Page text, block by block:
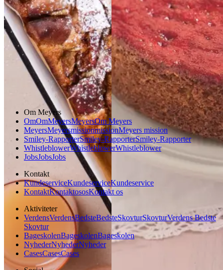
Gem opskrift
Dessert
Dansk mad
Gem opskrift
Dessert
Dansk mad
Sommermad
Om Meyers
OmOmMeyersMeyersOm Meyers
MeyersMeyersmissionmissionMeyers mission
Smiley-RapporterSmiley-RapporterSmiley-Rapporter
WhistleblowerWhistleblowerWhistleblower
JobsJobsJobs
Kontakt
KundeserviceKundeserviceKundeservice
KontaktKontaktososKontakt os
Aktiviteter
VerdensVerdensBedsteBedsteSkovturSkovturVerdens Bedste
Skovtur
BageskolenBageskolenBageskolen
NyhederNyhederNyheder
CasesCasesCases